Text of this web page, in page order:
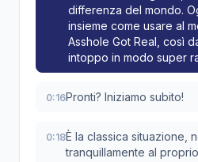
differenza del mondo.
insieme come usare al
Asshole Got Real, così
intoppo in modo super
0:16Pronti? Iniziamo subito!
0:18È la classica situazione,
tranquillamente al